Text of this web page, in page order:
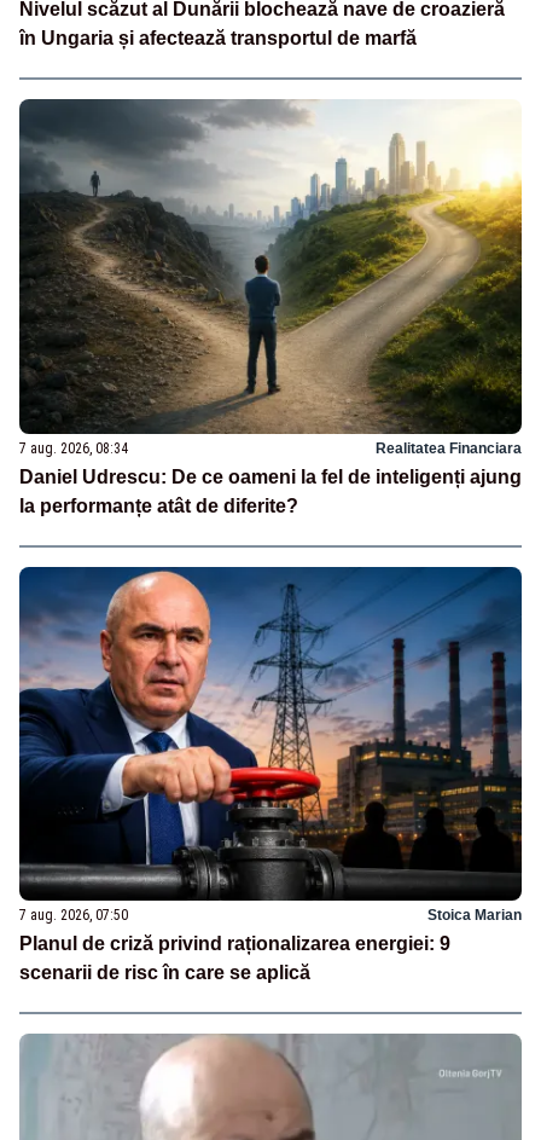
Nivelul scăzut al Dunării blochează nave de croazieră
în Ungaria și afectează transportul de marfă
7 aug. 2026, 08:34 Realitatea Financiara
Daniel Udrescu: De ce oameni la fel de inteligenți ajung
la performanțe atât de diferite?
7 aug. 2026, 07:50 Stoica Marian
Planul de criză privind raționalizarea energiei: 9
scenarii de risc în care se aplică